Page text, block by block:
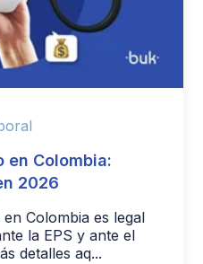
en Colombia:
2026
Colombia es legal
la EPS y ante el
detalles aq...